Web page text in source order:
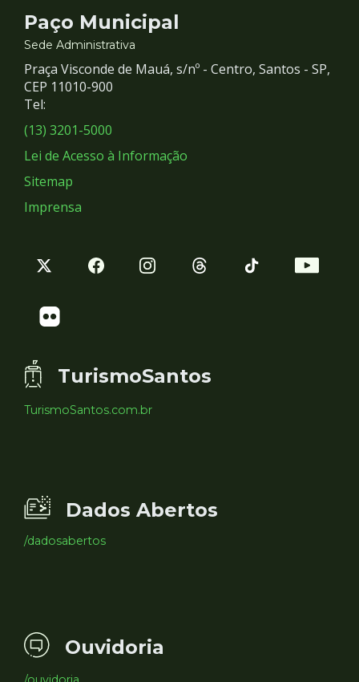
Contato
e
Redes
Sociais
Paço Municipal
Sede Administrativa
Praça Visconde de Mauá, s/nº - Centro, Santos - SP,
CEP 11010-900
Tel:
(13) 3201-5000
Lei de Acesso à Informação
Sitemap
Imprensa
TurismoSantos
TurismoSantos.com.br
Dados Abertos
/dadosabertos
Ouvidoria